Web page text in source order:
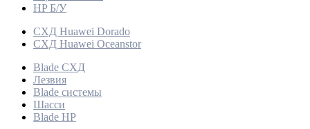
HP Б/У
СХД Huawei Dorado
СХД Huawei Oceanstor
Blade СХД
Лезвия
Blade системы
Шасси
Blade HP